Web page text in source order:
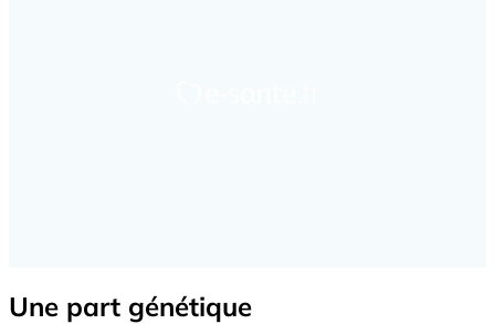
Une part génétique